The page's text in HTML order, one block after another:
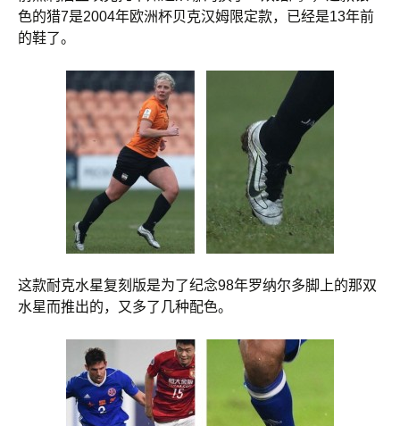
色的猎7是2004年欧洲杯贝克汉姆限定款，已经是13年前
的鞋了。
这款耐克水星复刻版是为了纪念98年罗纳尔多脚上的那双
水星而推出的，又多了几种配色。